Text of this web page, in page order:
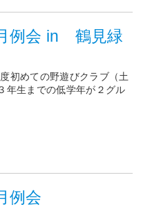
例会 in 鶴見緑
初めての野遊びクラブ（土
年生までの低学年が２グル
例会